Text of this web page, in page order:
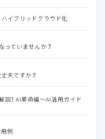
イブリッドクラウド化
っていませんか？
夫ですか？
！ AI革命編～AI活用ガイド
例